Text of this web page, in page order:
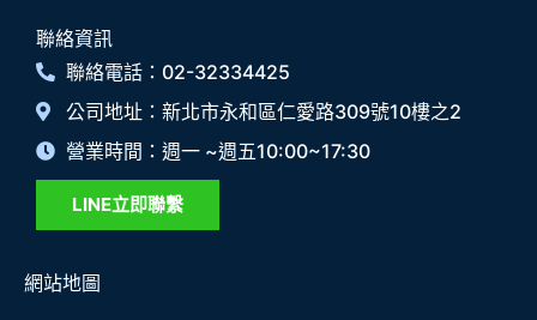
聯絡資訊
聯絡電話：02-32334425
公司地址：新北市永和區仁愛路309號10樓之2
營業時間：週一 ~週五10:00~17:30
LINE立即聯繫
網站地圖